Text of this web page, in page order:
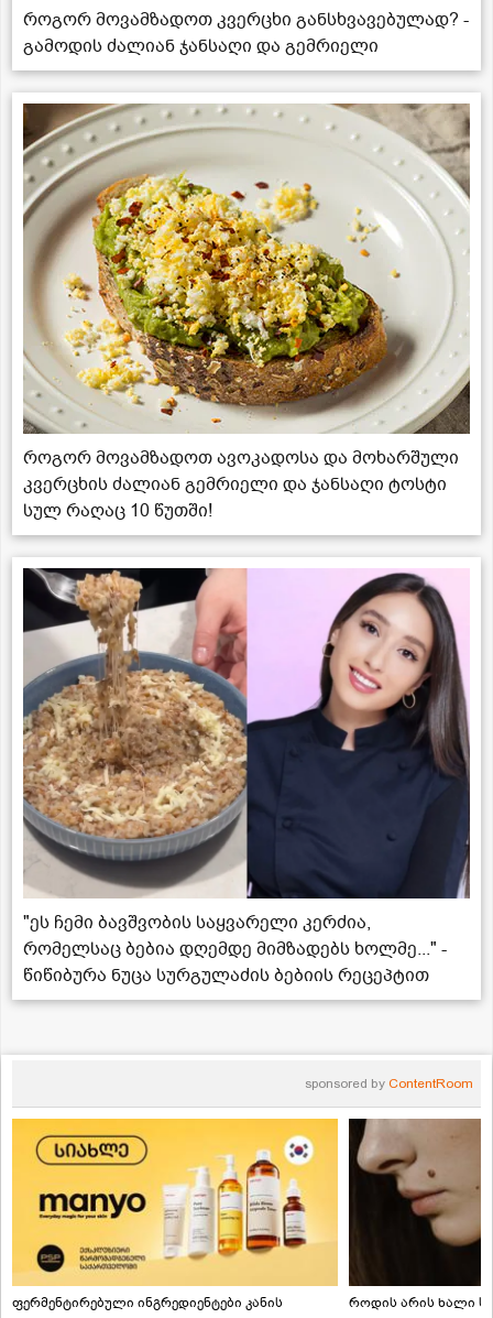
როგორ მოვამზადოთ კვერცხი განსხვავებულად? -
გამოდის ძალიან ჯანსაღი და გემრიელი
როგორ მოვამზადოთ ავოკადოსა და მოხარშული
კვერცხის ძალიან გემრიელი და ჯანსაღი ტოსტი
სულ რაღაც 10 წუთში!
"ეს ჩემი ბავშვობის საყვარელი კერძია,
რომელსაც ბებია დღემდე მიმზადებს ხოლმე..." -
წიწიბურა ნუცა სურგულაძის ბებიის რეცეპტით
sponsored by ContentRoom
ფერმენტირებული ინგრედიენტები კანის
როდის არის ხალი